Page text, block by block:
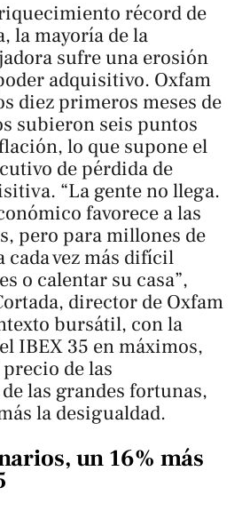
récord de
la mayoría de la
sufre una erosión
adquisitivo. Oxfam
diez primeros meses de
subieron seis puntos
lo que supone el
de pérdida de
“La gente no llega.
favorece a las
pero para millones de
cada vez más difícil
o calentar su casa”,
director de Oxfam
bursátil, con la
IBEX 35 en máximos,
de las
las grandes fortunas,
la desigualdad.
un 16% más